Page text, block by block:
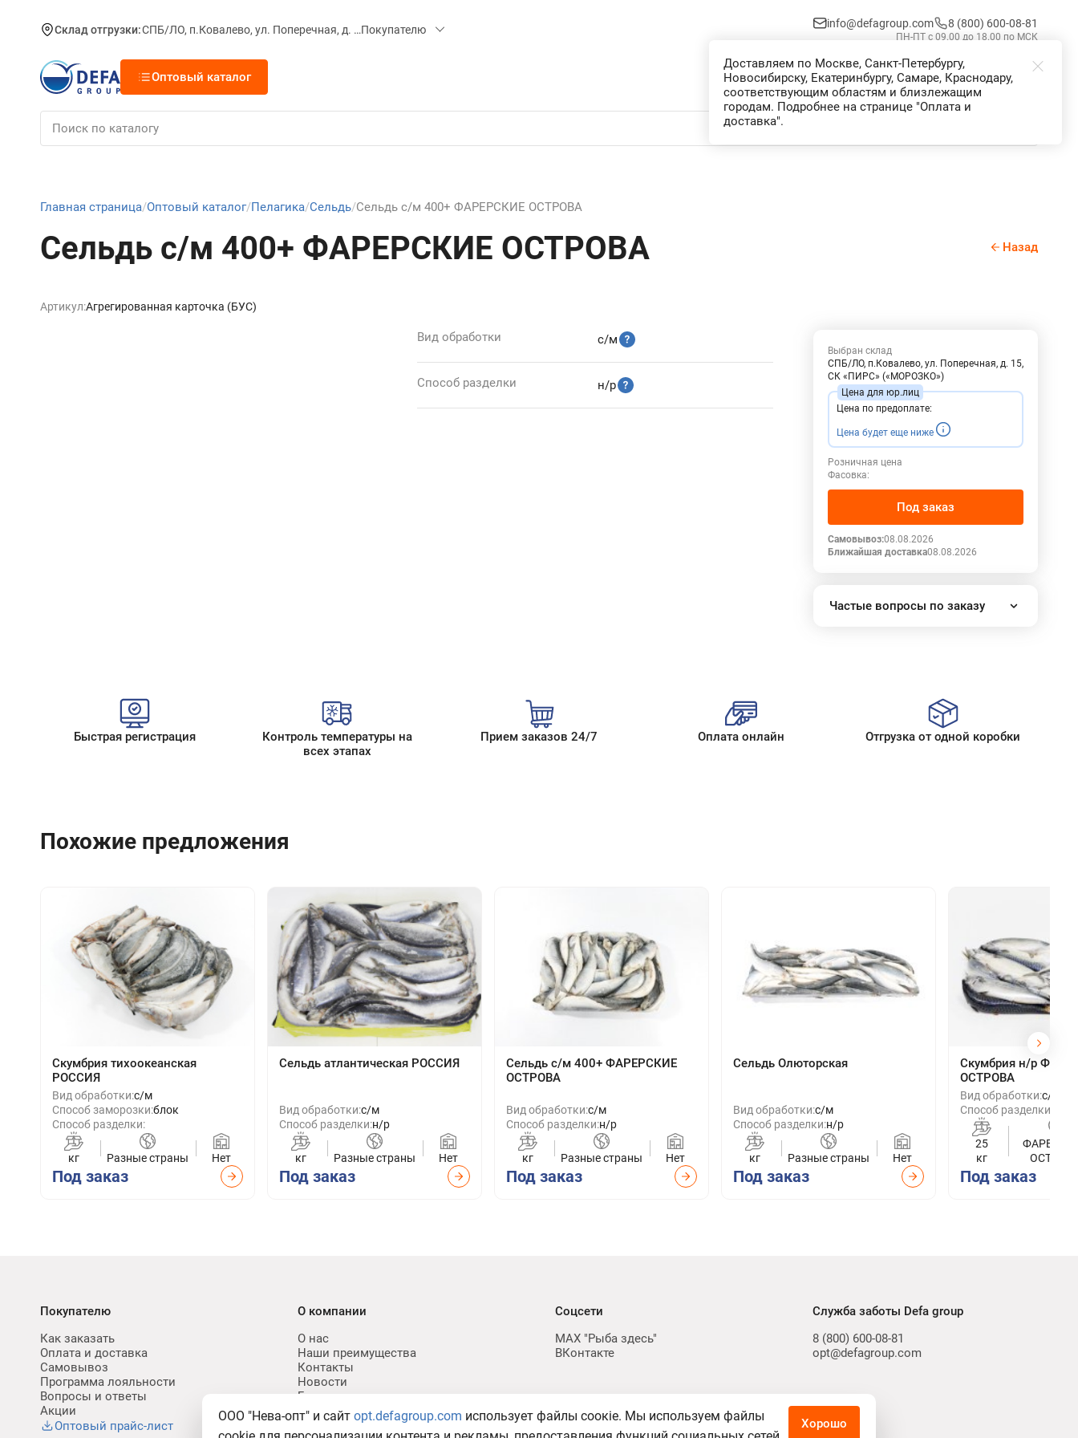
Склад отгрузки:СПБ/ЛО, п.Ковалево, ул. Поперечная, д. 15, СК «ПИРС» («МОРОЗКО»)
Покупателю info@defagroup.com 8 (800) 600-08-81
ПН-ПТ с 09.00 до 18.00 по МСК
Оптовый каталог Избранное Корзина Войти
Главная страница Оптовый каталог Пелагика Сельдь Сельдь с/м 400+ ФАРЕРСКИЕ ОСТРОВА
Сельдь с/м 400+ ФАРЕРСКИЕ ОСТРОВА Назад
Артикул:Агрегированная карточка (БУС)
Вид обработки с/м
Способ разделки н/р
Выбран склад
СПБ/ЛО, п.Ковалево, ул. Поперечная, д. 15,
СК «ПИРС» («МОРОЗКО»)
Цена по предоплате:
Цена будет еще ниже
Розничная цена
Фасовка:
Под заказ
Самовывоз:08.08.2026
Ближайшая доставка08.08.2026
Частые вопросы по заказу
Быстрая регистрация
Контроль температуры на
всех этапах
Прием заказов 24/7 Оплата онлайн Отгрузка от одной коробки
Похожие предложения
Скумбрия тихоокеанская
РОССИЯ
Вид обработки:с/м
Способ заморозки:блок
Способ разделки:
кг Разные страны Нет
Под заказ
Сельдь атлантическая РОССИЯ
Вид обработки:с/м
Способ разделки:н/р
кг Разные страны Нет
Под заказ
Сельдь с/м 400+ ФАРЕРСКИЕ
ОСТРОВА
Вид обработки:с/м
Способ разделки:н/р
кг Разные страны Нет
Под заказ
Сельдь Олюторская
Вид обработки:с/м
Способ разделки:н/р
кг Разные страны Нет
Под заказ
Скумбрия н/р
ОСТРОВА
Вид обработки:с/м
Способ разделки:
25
кг
Под заказ
Покупателю
Как заказать
Оплата и доставка
Самовывоз
Программа лояльности
Вопросы и ответы
Акции
Оптовый прайс-лист
О компании
О нас
Наши преимущества
Контакты
Новости
Блог
Карьера
Политика в отношении обработки
Соцсети
MAX "Рыба здесь"
ВКонтакте
Служба заботы Defa group
8 (800) 600-08-81
opt@defagroup.com
Доставляем по Москве, Санкт-Петербургу,
Новосибирску, Екатеринбургу, Самаре, Краснодару,
соответствующим областям и близлежащим
городам. Подробнее на странице "Оплата и
доставка".
ООО "Нева-опт" и сайт opt.defagroup.com использует файлы соокіе. Мы используем файлы
Хорошо